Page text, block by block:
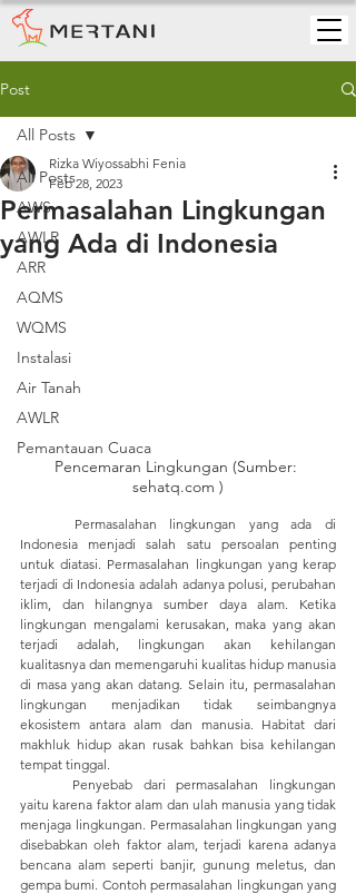
Post
All Posts
AWS
AWLR
ARR
AQMS
WQMS
Instalasi
Air Tanah
AWLR
Pemantauan Cuaca
All Posts
Permasalahan Lingkungan
yang Ada di Indonesia
Rizka Wiyossabhi Fenia
Feb 28, 2023
Pencemaran Lingkungan (Sumber:
sehatq.com )
Indonesia menjadi salah satu persoalan penting
untuk diatasi. Permasalahan lingkungan yang kerap
terjadi di Indonesia adalah adanya polusi, perubahan
iklim, dan hilangnya sumber daya alam. Ketika
lingkungan mengalami kerusakan, maka yang akan
terjadi adalah, lingkungan akan kehilangan
kualitasnya dan memengaruhi kualitas hidup manusia
di masa yang akan datang. Selain itu, permasalahan
lingkungan menjadikan tidak seimbangnya
ekosistem antara alam dan manusia. Habitat dari
makhluk hidup akan rusak bahkan bisa kehilangan
tempat tinggal.
yaitu karena faktor alam dan ulah manusia yang tidak
menjaga lingkungan. Permasalahan lingkungan yang
disebabkan oleh faktor alam, terjadi karena adanya
bencana alam seperti banjir, gunung meletus, dan
gempa bumi. Contoh permasalahan lingkungan yang